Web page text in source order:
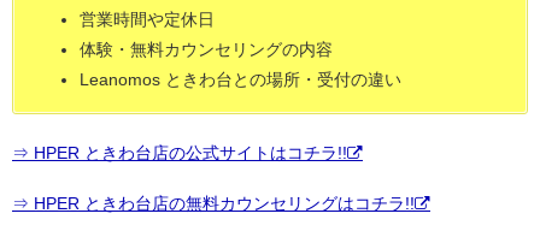
営業時間や定休日
体験・無料カウンセリングの内容
Leanomos ときわ台との場所・受付の違い
⇒ HPER ときわ台店の公式サイトはコチラ!!
⇒ HPER ときわ台店の無料カウンセリングはコチラ!!